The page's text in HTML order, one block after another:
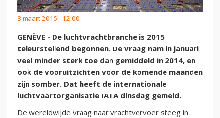
3 maart 2015 - 12:00
GENÈVE - De luchtvrachtbranche is 2015
teleurstellend begonnen. De vraag nam in januari
veel minder sterk toe dan gemiddeld in 2014, en
ook de vooruitzichten voor de komende maanden
zijn somber. Dat heeft de internationale
luchtvaartorganisatie IATA dinsdag gemeld.
De wereldwijde vraag naar vrachtvervoer steeg in